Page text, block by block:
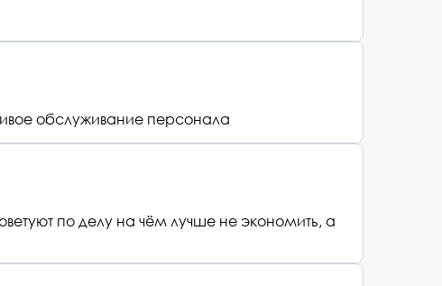
обслуживание персонала
по делу на чём лучше не экономить, а